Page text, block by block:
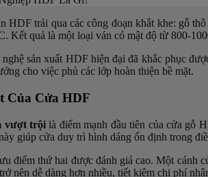
HDF trải qua các công đoạn khắt khe: gỗ
Kết quả là một loại ván có mật độ từ 800-
sản xuất HDFhiện đại đã khắc phục
cho việc phủ các lớp hoàn thiện bề mặt.
Của Cửa HDF
vượt trội là điểm mạnh đầu tiên của cửa gỗ
giúp cửa duy trì hình dáng ổn định trong
điểm thứ hai được đánh giá cao. Một cánh
nên dễ dàng hơn nhiều, tiết kiệm chi phí